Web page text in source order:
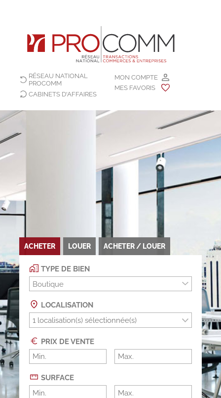
MON COMPTE
MES FAVORIS
RÉSEAU NATIONAL
PROCOMM
CABINETS D'AFFAIRES
ACHETER LOUER ACHETER / LOUER
TYPE DE BIEN
Boutique
LOCALISATION
PRIX DE VENTE
SURFACE